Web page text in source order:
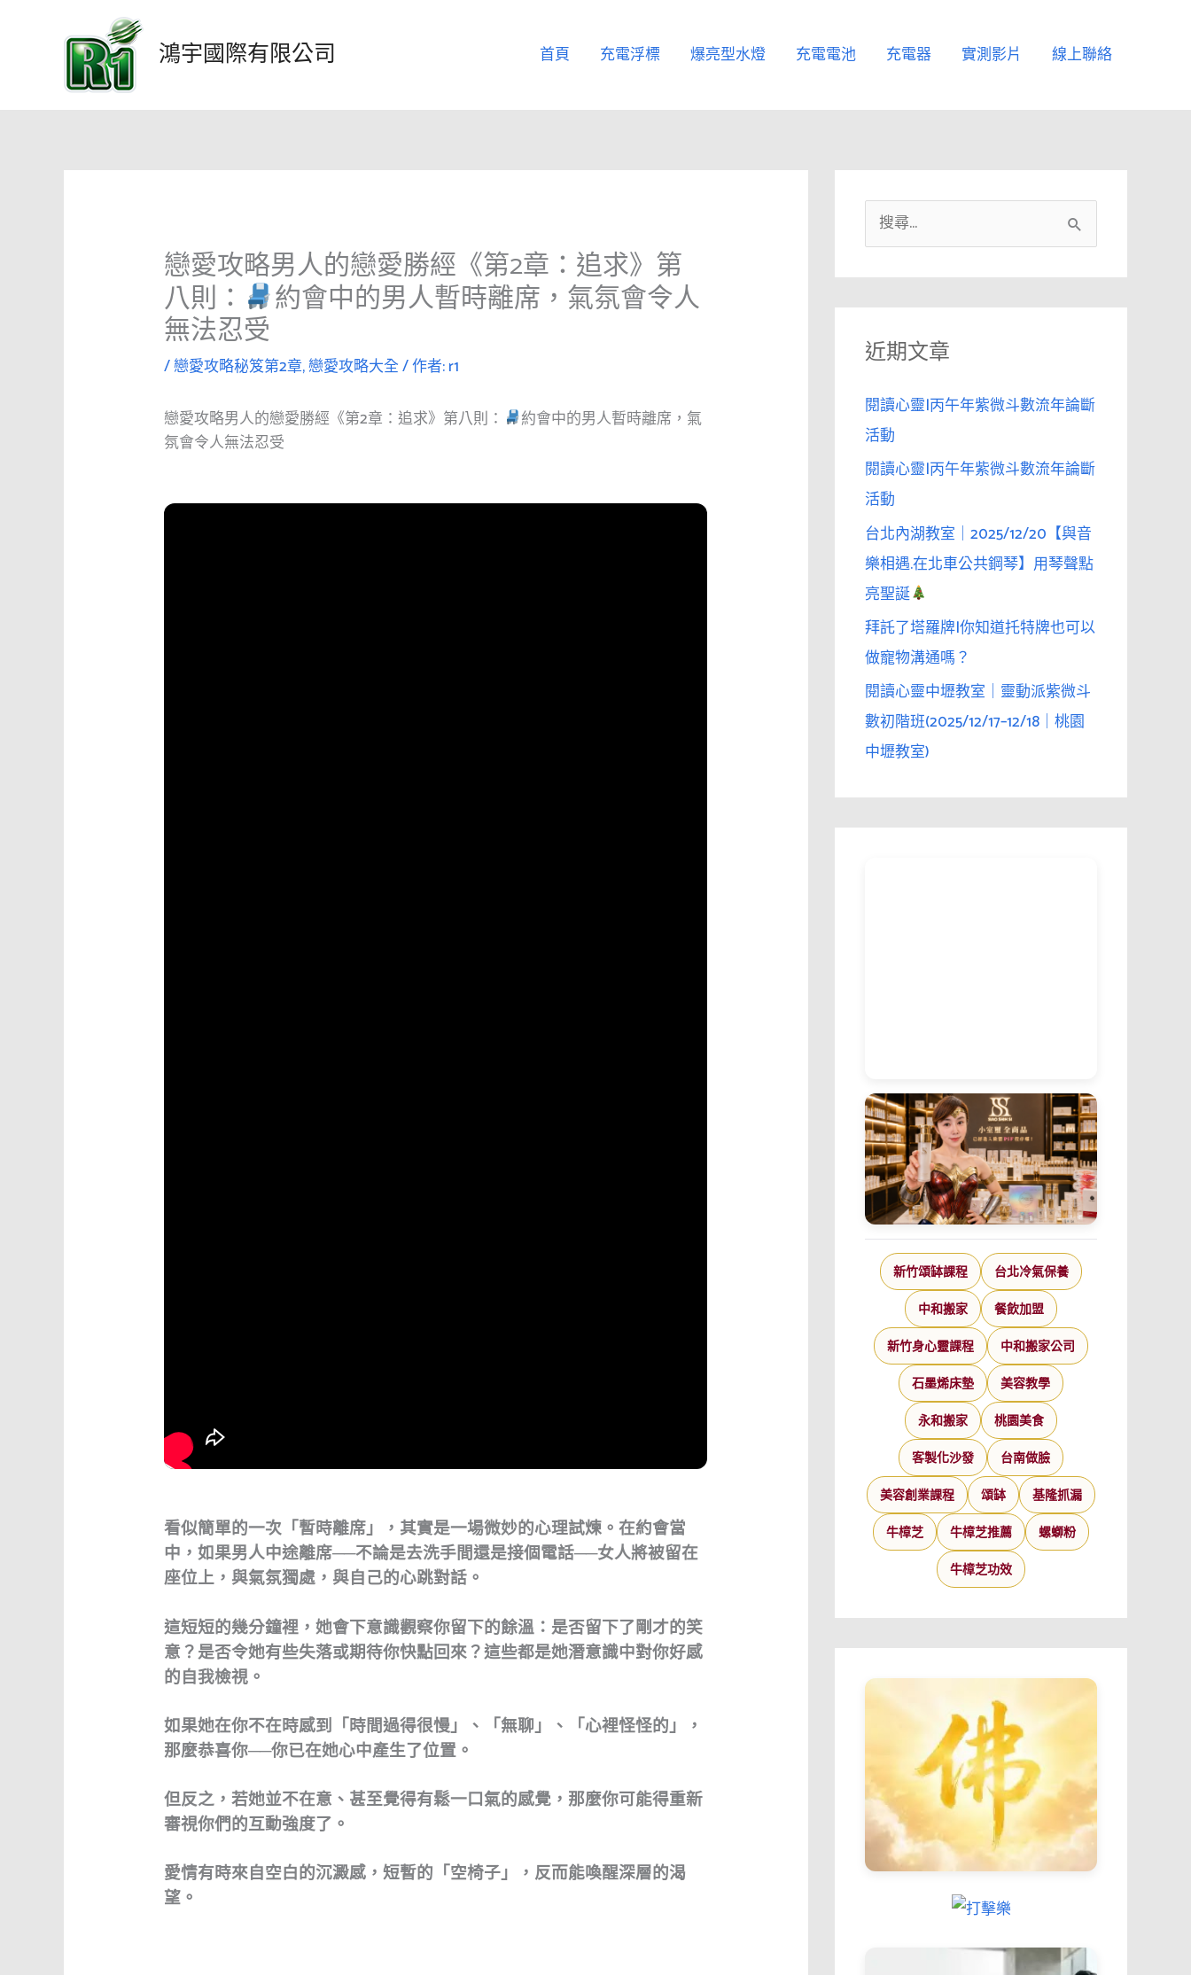
內
鴻宇國際有限公司 首頁 充電浮標 爆亮型水燈 充電電池 充電器 實測影片 線上聯絡
戀愛攻略男人的戀愛勝經《第2章：追求》第
八則： 約會中的男人暫時離席，氣氛會令人
無法忍受
/戀愛攻略秘笈第2章,戀愛攻略大全/ 作者:r1
戀愛攻略男人的戀愛勝經《第2章：追求》第八則：
約會中的男人暫時離席，氣
氛會令人無法忍受
看似簡單的一次「暫時離席」，其實是一場微妙的心理試煉。在約會當
中，如果男人中途離席──不論是去洗手間還是接個電話──女人將被留在
座位上，與氣氛獨處，與自己的心跳對話。
這短短的幾分鐘裡，她會下意識觀察你留下的餘溫：是否留下了剛才的笑
意？是否令她有些失落或期待你快點回來？這些都是她潛意識中對你好感
的自我檢視。
如果她在你不在時感到「時間過得很慢」、「無聊」、「心裡怪怪的」，
那麼恭喜你──你已在她心中產生了位置。
但反之，若她並不在意、甚至覺得有鬆一口氣的感覺，那麼你可能得重新
審視你們的互動強度了。
愛情有時來自空白的沉澱感，短暫的「空椅子」，反而能喚醒深層的渴
望。
尋
關
鍵
字
近期文章
閱讀心靈|丙午年紫微斗數流年論斷
活動
閱讀心靈|丙午年紫微斗數流年論斷
活動
台北內湖教室｜2025/12/20【與音
樂相遇.在北車公共鋼琴】用琴聲點
亮聖誕
拜託了塔羅牌|你知道托特牌也可以
做寵物溝通嗎？
閱讀心靈中壢教室｜靈動派紫微斗
數初階班(2025/12/17–12/18｜桃園
中壢教室)
新竹頌缽課程 台北冷氣保養
中和搬家 餐飲加盟
新竹身心靈課程 中和搬家公司
石墨烯床墊 美容教學
永和搬家 桃園美食
客製化沙發 台南做臉
美容創業課程 頌缽 基隆抓漏
牛樟芝 牛樟芝推薦 螺螄粉
牛樟芝功效